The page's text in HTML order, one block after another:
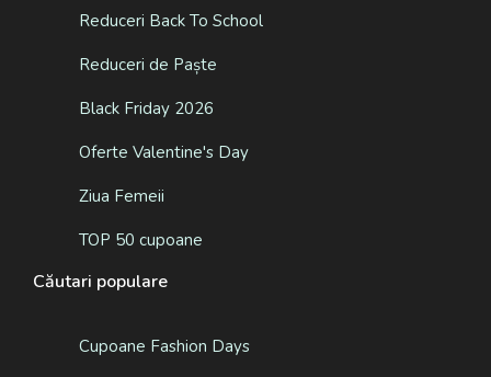
Reduceri Back To School
Reduceri de Paște
Black Friday 2026
Oferte Valentine's Day
Ziua Femeii
TOP 50 cupoane
Căutari populare
Cupoane Fashion Days